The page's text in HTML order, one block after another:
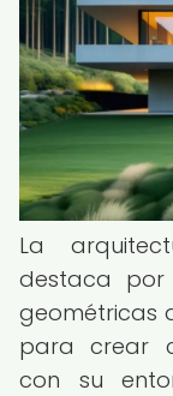
La
destaca
geométricas
para crear
con su